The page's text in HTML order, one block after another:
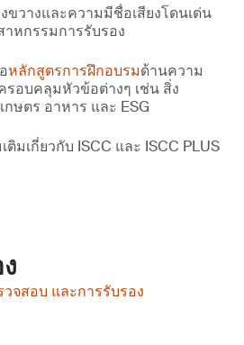
วางและความมีชื่อเสียงโดนเด่น
หกรรมการรับรอง
หลักสูตรการฝึกอบรมด้านความ
อบคลุมหัวข้อต่างๆ เช่น สิ่ง
ษตร อาหาร และ ESG
ติมเกี่ยวกับ ISCC และ ISCC PLUS
จสอบ และการรับรอง